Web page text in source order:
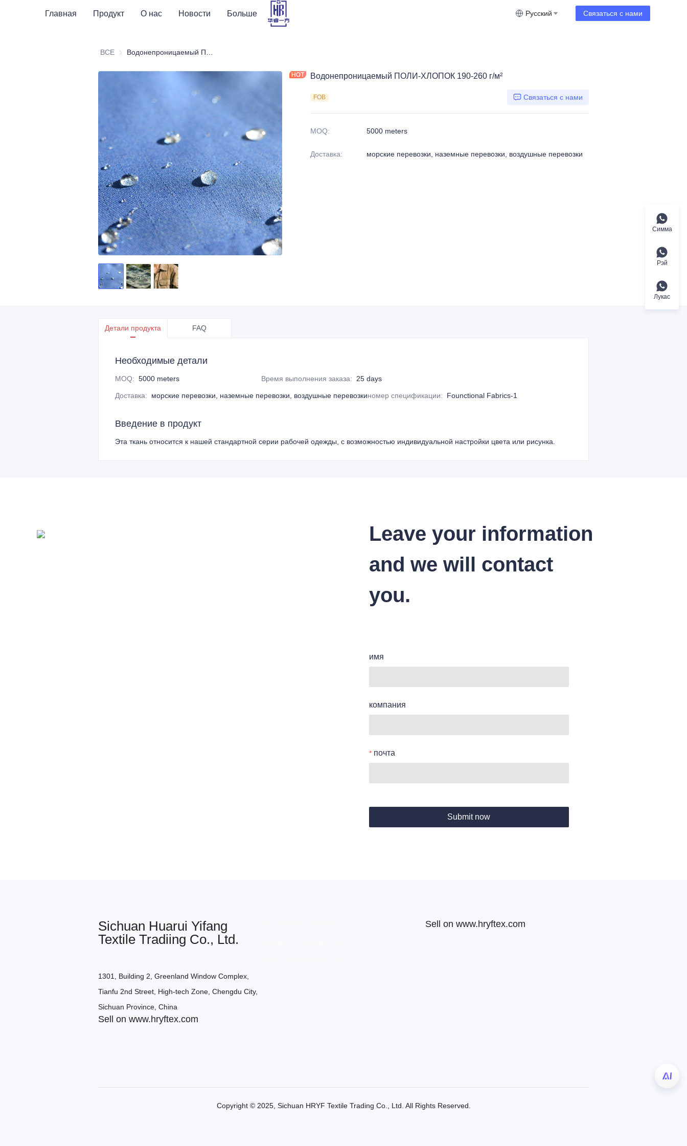
Главная Продукт О нас Новости Больше Русский Связаться с нами
ВСЕ
Водонепроницаемый ПОЛИ-ХЛОПОК 190-260 г/м²
FOB Связаться с нами
MOQ: 5000 meters
Доставка: морские перевозки, наземные перевозки, воздушные перевозки
Детали продукта FAQ
Необходимые детали
MOQ: 5000 meters Время выполнения заказа: 25 days
Доставка: морские перевозки, наземные перевозки, воздушные перевозкиномер спецификации: Founctional Fabrics-1
Введение в продукт
Эта ткань относится к нашей стандартной серии рабочей одежды, с возможностью индивидуальной настройки цвета или рисунка.
Leave your information
and we will contact
you.
имя
компания
почта
Submit now
Sichuan Huarui Yifang
Textile Tradiing Co., Ltd.
1301, Building 2, Greenland Window Complex,
Tianfu 2nd Street, High-tech Zone, Chengdu City,
Sichuan Province, China
Sell on www.hryftex.com
Sell on www.hryftex.com
Copyright ©️ 2025, Sichuan HRYF Textile Trading Co., Ltd. All Rights Reserved.
Симма
Рэй
Лукас